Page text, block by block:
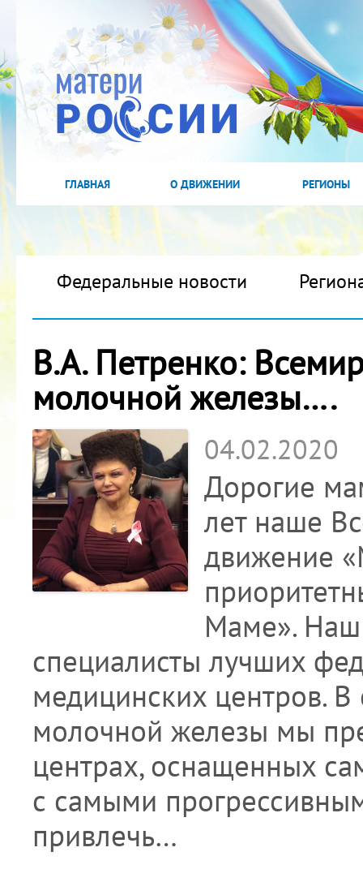
ГЛАВНАЯ О ДВИЖЕНИИ РЕГИОНЫ
Федеральные новости
В.А. Петренко:
молочной железы….
04.02.2020
Дорогие
лет наше
движение
Маме».
специалисты лучших
медицинских центров.
молочной железы мы
центрах, оснащенных
с самыми
привлечь…